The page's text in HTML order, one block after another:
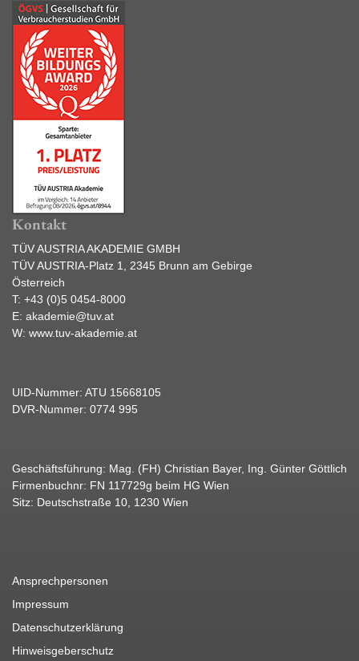
Kontakt
TÜV AUSTRIA AKADEMIE GMBH
TÜV AUSTRIA-Platz 1, 2345 Brunn am Gebirge
Österreich
T: +43 (0)5 0454-8000
E: akademie@tuv.at
W: www.tuv-akademie.at
UID-Nummer: ATU 15668105
DVR-Nummer: 0774 995
Geschäftsführung: Mag. (FH) Christian Bayer, Ing. Günter Göttlich
Firmenbuchnr: FN 117729g beim HG Wien
Sitz: Deutschstraße 10, 1230 Wien
Ansprechpersonen
Impressum
Datenschutzerklärung
Hinweisgeberschutz